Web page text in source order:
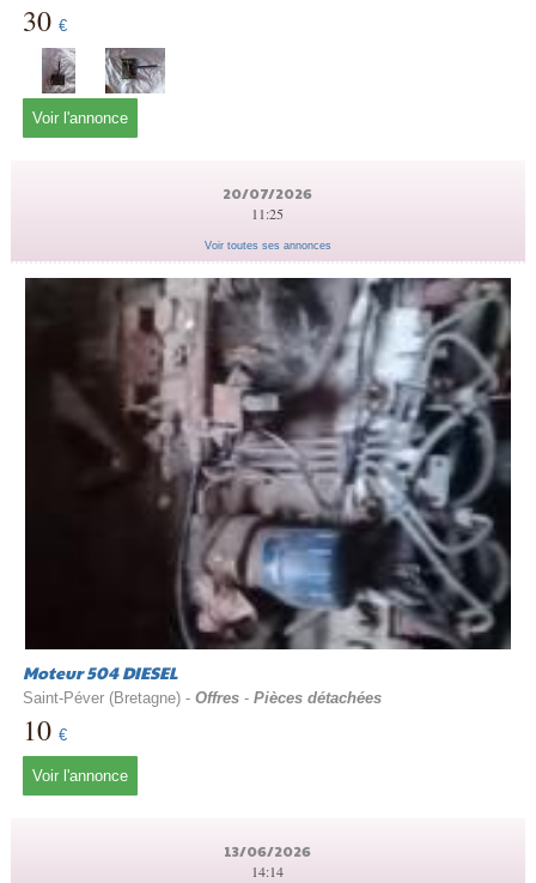
30 €
Voir l'annonce
20/07/2026
11:25
Voir toutes ses annonces
Moteur 504 DIESEL
Saint-Péver (Bretagne) - Offres- Pièces détachées
10 €
Voir l'annonce
13/06/2026
14:14